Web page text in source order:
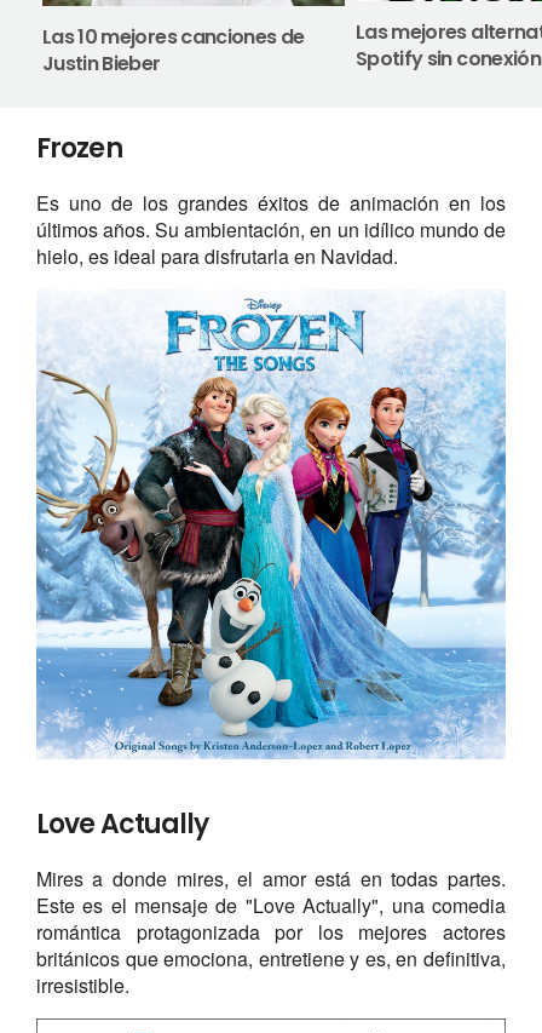
Las 10 mejores canciones de
Justin Bieber
Las mejores
Spotify sin
Frozen
Es uno de los grandes éxitos de animación en los
últimos años. Su ambientación, en un idílico mundo de
hielo, es ideal para disfrutarla en Navidad.
Love Actually
Mires a donde mires, el amor está en todas partes.
Este es el mensaje de "Love Actually", una comedia
romántica protagonizada por los mejores actores
británicos que emociona, entretiene y es, en definitiva,
irresistible.